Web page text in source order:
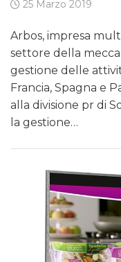
25 Marzo 2019
Arbos, impresa
settore della
gestione delle
Francia, Spagna e
alla divisione pr di
la gestione…